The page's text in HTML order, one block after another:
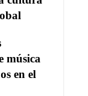
música
en el